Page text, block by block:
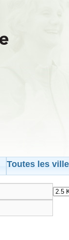
Toutes les